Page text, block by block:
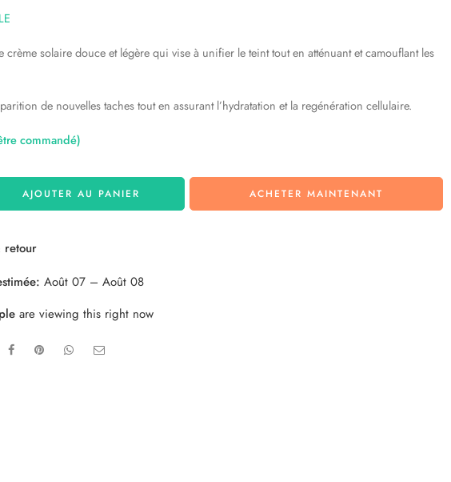
crème solaire douce et légère qui vise à unifier le teint tout en atténuant et camouflant les
de nouvelles taches tout en assurant l’hydratation et la regénération cellulaire.
commandé)
AJOUTER AU PANIER ACHETER MAINTENANT
retour
Août 07 – Août 08
are viewing this right now